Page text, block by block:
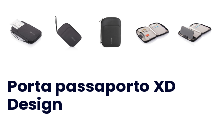
Porta passaporto XD
Design